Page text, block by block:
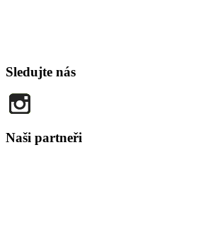
Sledujte nás
Naši partneři